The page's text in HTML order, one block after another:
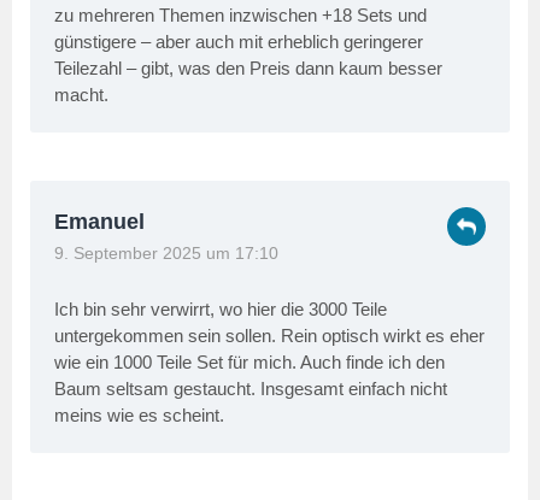
zu mehreren Themen inzwischen +18 Sets und
günstigere – aber auch mit erheblich geringerer
Teilezahl – gibt, was den Preis dann kaum besser
macht.
Emanuel
9. September 2025 um 17:10
Ich bin sehr verwirrt, wo hier die 3000 Teile
untergekommen sein sollen. Rein optisch wirkt es eher
wie ein 1000 Teile Set für mich. Auch finde ich den
Baum seltsam gestaucht. Insgesamt einfach nicht
meins wie es scheint.